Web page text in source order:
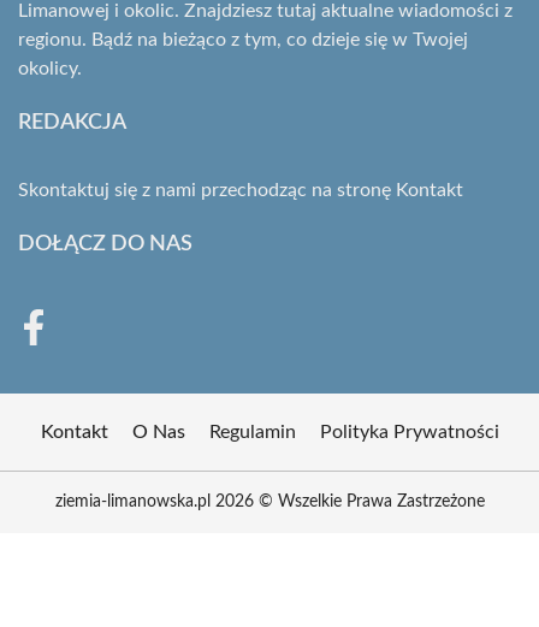
Limanowej i okolic. Znajdziesz tutaj aktualne wiadomości z
regionu. Bądź na bieżąco z tym, co dzieje się w Twojej
okolicy.
REDAKCJA
Skontaktuj się z nami przechodząc na stronę Kontakt
DOŁĄCZ DO NAS
Kontakt O Nas Regulamin Polityka Prywatności
ziemia-limanowska.pl 2026 © Wszelkie Prawa Zastrzeżone